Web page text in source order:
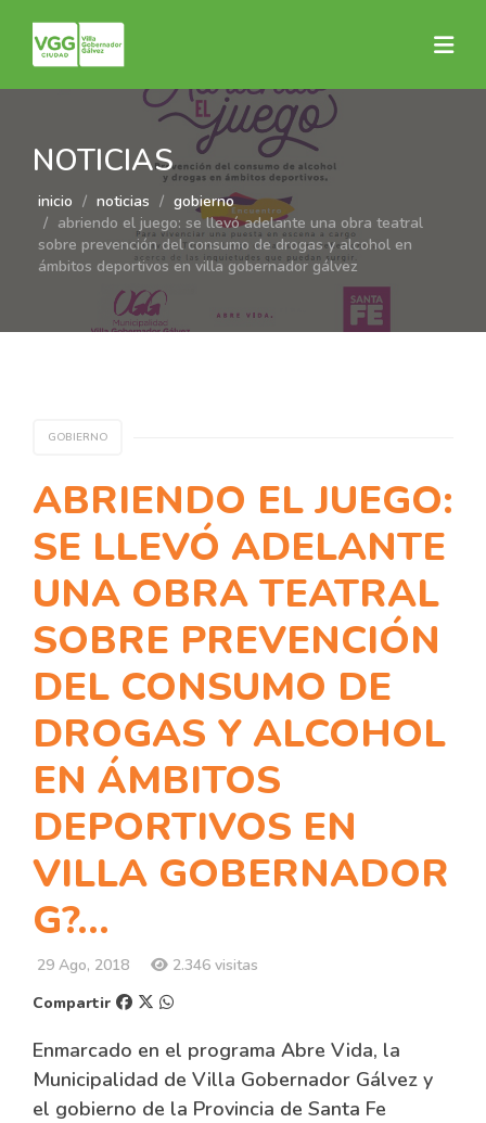
NOTICIAS
inicio noticias
gobierno
abriendo el juego: se llevó adelante una obra teatral
sobre prevención del consumo de drogas y alcohol en
ámbitos deportivos en villa gobernador gálvez
GOBIERNO
ABRIENDO EL JUEGO:
SE LLEVÓ ADELANTE
UNA OBRA TEATRAL
SOBRE PREVENCIÓN
DEL CONSUMO DE
DROGAS Y ALCOHOL
EN ÁMBITOS
DEPORTIVOS EN
VILLA GOBERNADOR
G?...
29 Ago, 2018
2.346 visitas
Compartir
Enmarcado en el programa Abre Vida, la
Municipalidad de Villa Gobernador Gálvez y
el gobierno de la Provincia de Santa Fe